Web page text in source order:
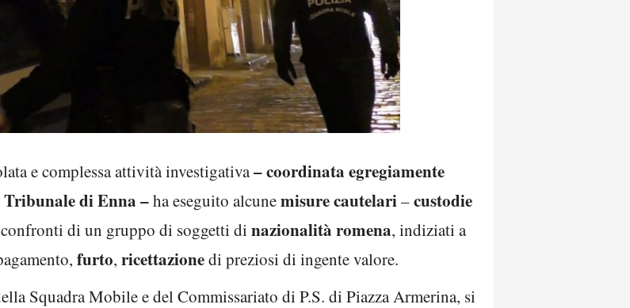
e complessa attività investigativa– coordinata egregiamente
di Enna –ha eseguito alcunemisurecautelari–custodie
di un gruppo di soggetti di nazionalità romena, indiziati a
furto, ricettazionedi preziosi di ingente valore.
Squadra Mobile e del Commissariato di P.S. di Piazza Armerina, si